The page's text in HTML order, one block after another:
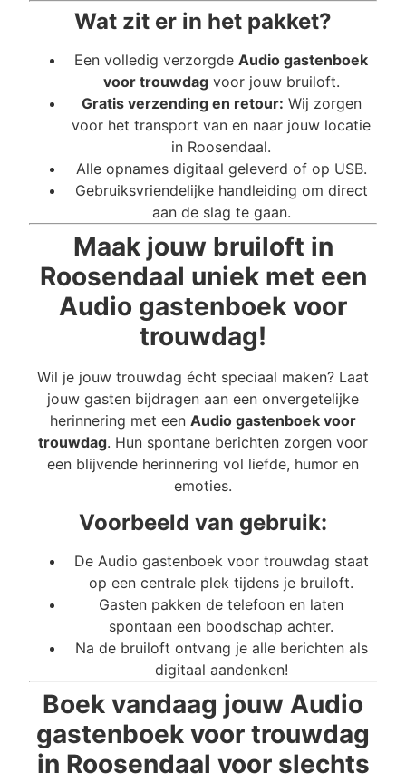
Wat zit er in het pakket?
Een volledig verzorgde Audio gastenboek
voor trouwdagvoor jouw bruiloft.
Gratis verzending en retour: Wij zorgen
voor het transport van en naar jouw locatie
in Roosendaal.
Alle opnames digitaal geleverd of op USB.
Gebruiksvriendelijke handleiding om direct
aan de slag te gaan.
Maak jouw bruiloft in
Roosendaal uniek met een
Audio gastenboek voor
trouwdag!
Wil je jouw trouwdag écht speciaal maken? Laat
jouw gasten bijdragen aan een onvergetelijke
herinnering met een Audio gastenboek voor
trouwdag. Hun spontane berichten zorgen voor
een blijvende herinnering vol liefde, humor en
emoties.
Voorbeeld van gebruik:
De Audio gastenboek voor trouwdag staat
op een centrale plek tijdens je bruiloft.
Gasten pakken de telefoon en laten
spontaan een boodschap achter.
Na de bruiloft ontvang je alle berichten als
digitaal aandenken!
Boek vandaag jouw Audio
gastenboek voor trouwdag
in Roosendaal voor slechts